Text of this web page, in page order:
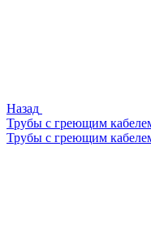
Назад
Трубы с греющим
Трубы с греющим